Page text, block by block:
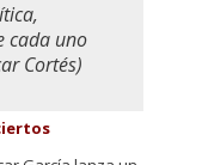
cada uno
Cortés)